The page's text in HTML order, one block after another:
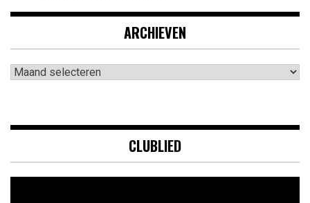
ARCHIEVEN
Archieven
CLUBLIED